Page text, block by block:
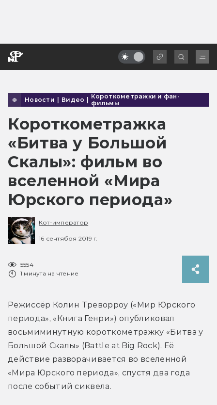
Новости | Видео | Короткометражки и фан-
фильмы
Короткометражка
«Битва у Большой
Скалы»: фильм во
вселенной «Мира
Юрского периода»
Кот-император
16 сентября 2019 г.
5554
1 минута на чтение
Режиссёр Колин Треворроу («Мир Юрского
периода», «Книга Генри») опубликовал
восьмиминутную короткометражку «Битва у
Большой Скалы» (Battle at Big Rock). Её
действие разворачивается во вселенной
«Мира Юрского периода», спустя два года
после событий сиквела.